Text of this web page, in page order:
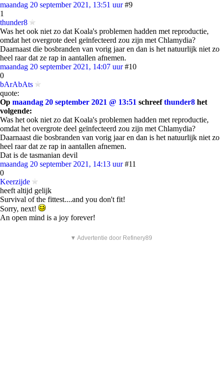
maandag 20 september 2021, 13:51 uur #9
1
thunder8
Was het ook niet zo dat Koala's problemen hadden met reproductie,
omdat het overgrote deel geïnfecteerd zou zijn met Chlamydia?
Daarnaast die bosbranden van vorig jaar en dan is het natuurlijk niet zo
heel raar dat ze rap in aantallen afnemen.
maandag 20 september 2021, 14:07 uur #10
0
bArAbAts
quote:
Op maandag 20 september 2021 @ 13:51 schreefthunder8 het
volgende:
Was het ook niet zo dat Koala's problemen hadden met reproductie,
omdat het overgrote deel geïnfecteerd zou zijn met Chlamydia?
Daarnaast die bosbranden van vorig jaar en dan is het natuurlijk niet zo
heel raar dat ze rap in aantallen afnemen.
Dat is de tasmanian devil
maandag 20 september 2021, 14:13 uur #11
0
Keerzijde
heeft altijd gelijk
Survival of the fittest....and you don't fit!
Sorry, next!
An open mind is a joy forever!
▼ Advertentie door Refinery89